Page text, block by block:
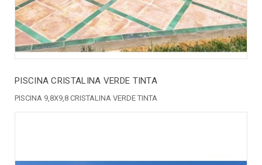
PISCINA CRISTALINA VERDE TINTA
PISCINA 9,8X9,8 CRISTALINA VERDE TINTA